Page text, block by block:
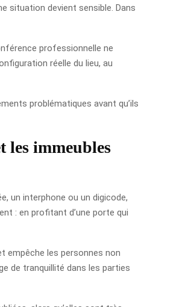
situation devient sensible. Dans
professionnelle ne
réelle du lieu, au
problématiques avant qu’ils
les immeubles
un interphone ou un digicode,
: en profitant d’une porte qui
empêche les personnes non
de tranquillité dans les parties